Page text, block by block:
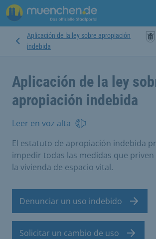
Aplicación de la ley sobre apropiación
indebida
Aplicación de la ley
apropiación indebida
Leer en voz alta
El estatuto de apropiación indebida
impedir todas las medidas que
la vivienda de espacio vital.
Denunciar un uso indebido
Solicitar un cambio de uso